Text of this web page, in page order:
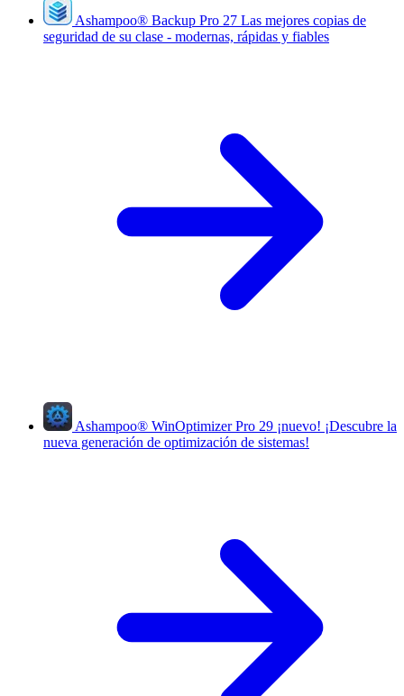
Ashampoo® Backup Pro 27 Las mejores copias de
seguridad de su clase - modernas, rápidas y fiables
Ashampoo® WinOptimizer Pro 29 ¡nuevo! ¡Descubre la
nueva generación de optimización de sistemas!